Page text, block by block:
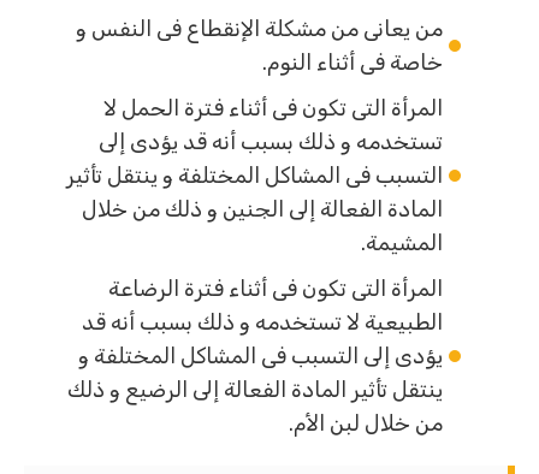
من يعانى من مشكلة الإنقطاع فى النفس و
خاصة فى أثناء النوم.
المرأة التى تكون فى أثناء فترة الحمل لا
تستخدمه و ذلك بسبب أنه قد يؤدى إلى
التسبب فى المشاكل المختلفة و ينتقل تأثير
المادة الفعالة إلى الجنين و ذلك من خلال
المشيمة.
المرأة التى تكون فى أثناء فترة الرضاعة
الطبيعية لا تستخدمه و ذلك بسبب أنه قد
يؤدى إلى التسبب فى المشاكل المختلفة و
ينتقل تأثير المادة الفعالة إلى الرضيع و ذلك
من خلال لبن الأم.